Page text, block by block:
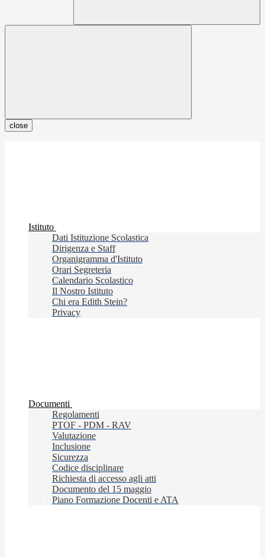
close
Istituto
Dati Istituzione Scolastica
Dirigenza e Staff
Organigramma d'Istituto
Orari Segreteria
Calendario Scolastico
Il Nostro Istituto
Chi era Edith Stein?
Privacy
Documenti
Regolamenti
PTOF - PDM - RAV
Valutazione
Inclusione
Sicurezza
Codice disciplinare
Richiesta di accesso agli atti
Documento del 15 maggio
Piano Formazione Docenti e ATA